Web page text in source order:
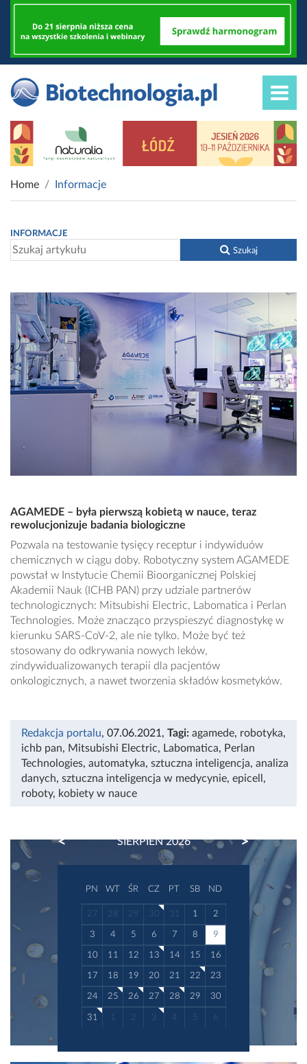
Home Informacje
INFORMACJE
Szukaj
AGAMEDE – była pierwszą kobietą w nauce, teraz
rewolucjonizuje badania biologiczne
Pozwala na testowanie tysięcy receptur i indywiduów
chemicznych w ciągu doby. Robotyczny system AGAMEDE
powstał w Instytucie Chemii Bioorganicznej Polskiej
Akademii Nauk (ICHB PAN) przy udziale partnerów
technologicznych: Mitsubishi Electric, Labomatica i Perlan
Technologies. Może znacząco przyspieszyć diagnostykę w
kierunku SARS-CoV-2, ale nie tylko. Może być też
stosowany do odkrywania nowych leków,
zindywidualizowanych terapii dla pacjentów
onkologicznych, a nawet tworzenia składów kosmetyków.
Redakcja portalu, 07.06.2021 , Tagi: agamede, robotyka,
ichb pan, Mitsubishi Electric, Labomatica, Perlan
Technologies, automatyka, sztuczna inteligencja, analiza
danych, sztuczna inteligencja w medycynie, epicell ,
roboty, kobiety w nauce
SIERPIEŃ 2026
PREVIOUS NEXT
PN WT ŚR CZ PT SB ND
27 28 29 30 31 1 2
3 4 5 6 7 8 9
10 11 12 13 14 15 16
17 18 19 20 21 22 23
24 25 26 27 28 29 30
31 1 2 3 4 5 6